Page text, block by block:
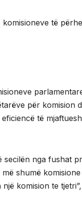
të
për komision
të
nga fushat
shumë
komision te